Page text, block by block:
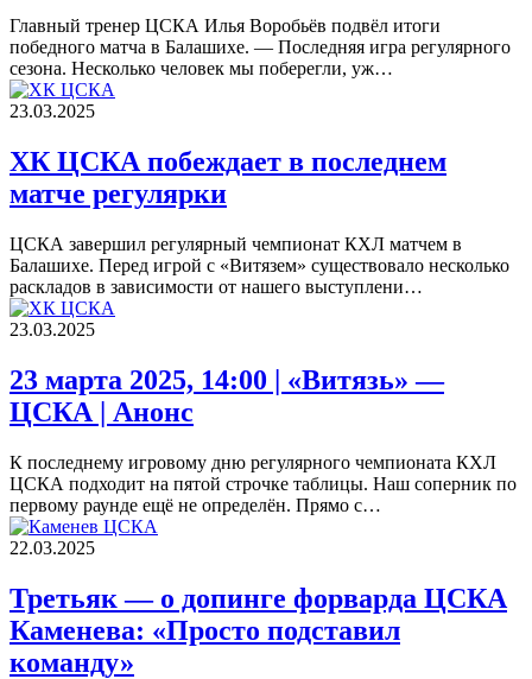
Главный тренер ЦСКА Илья Воробьёв подвёл итоги
победного матча в Балашихе. — Последняя игра регулярного
сезона. Несколько человек мы поберегли, уж…
23.03.2025
ХК ЦСКА побеждает в последнем
матче регулярки
ЦСКА завершил регулярный чемпионат КХЛ матчем в
Балашихе. Перед игрой с «Витязем» существовало несколько
раскладов в зависимости от нашего выступлени…
23.03.2025
23 марта 2025, 14:00 | «Витязь» —
ЦСКА | Анонс
К последнему игровому дню регулярного чемпионата КХЛ
ЦСКА подходит на пятой строчке таблицы. Наш соперник по
первому раунде ещё не определён. Прямо с…
22.03.2025
Третьяк — о допинге форварда ЦСКА
Каменева: «Просто подставил
команду»